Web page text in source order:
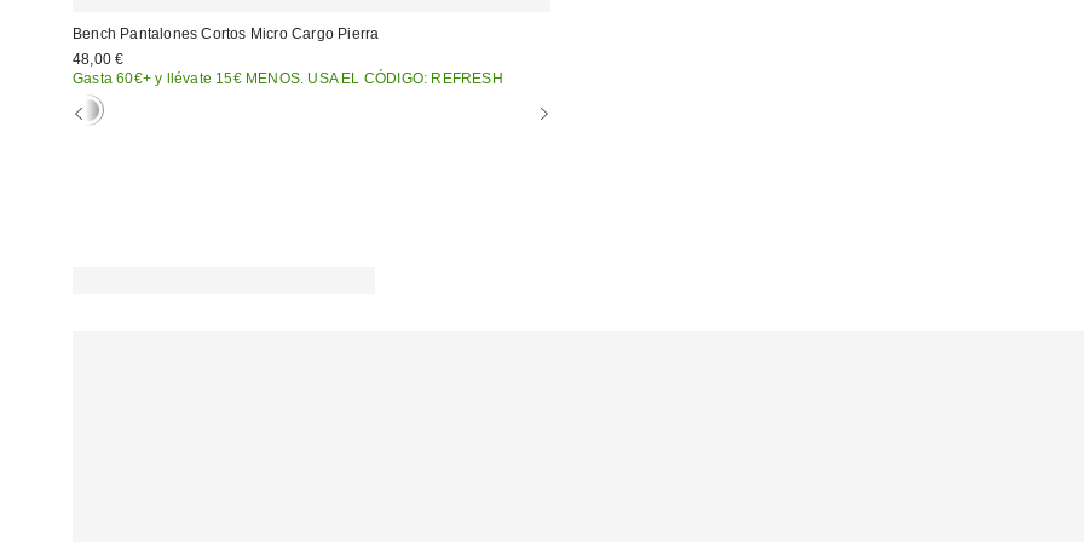
Bench Pantalones Cortos Micro Cargo Pierra
48,00 €
Gasta 60€+ y llévate 15€ MENOS. USA EL CÓDIGO: REFRESH